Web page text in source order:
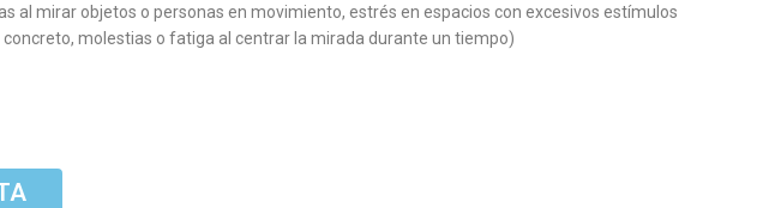
al mirar objetos o personas en movimiento, estrés en espacios con excesivos estímulos
molestias o fatiga al centrar la mirada durante un tiempo)